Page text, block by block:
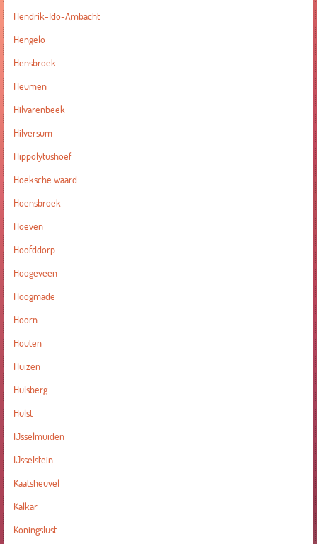
Hendrik-Ido-Ambacht
Hengelo
Hensbroek
Heumen
Hilvarenbeek
Hilversum
Hippolytushoef
Hoeksche waard
Hoensbroek
Hoeven
Hoofddorp
Hoogeveen
Hoogmade
Hoorn
Houten
Huizen
Hulsberg
Hulst
IJsselmuiden
IJsselstein
Kaatsheuvel
Kalkar
Koningslust